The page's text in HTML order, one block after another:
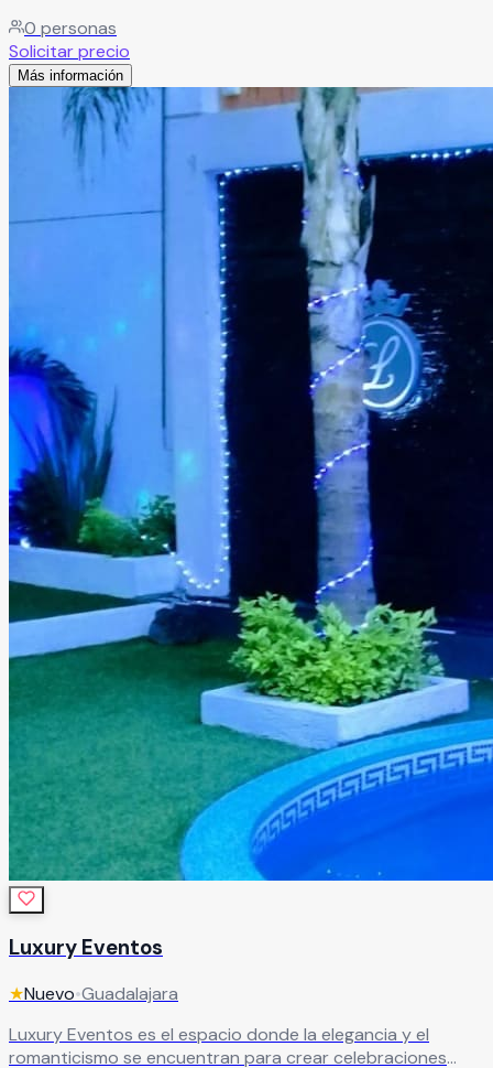
dedicación para que tu celebración sea exactamente
como la soñaste — o mejor.
0 personas
Solicitar precio
Más información
Luxury Eventos
★Nuevo•Guadalajara
Luxury Eventos es el espacio donde la elegancia y el
romanticismo se encuentran para crear celebraciones